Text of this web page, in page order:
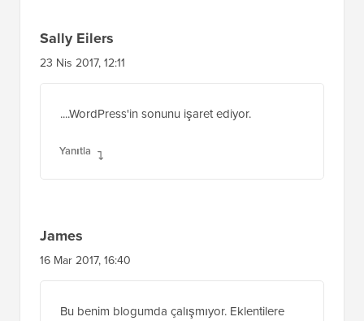
Sally Eilers
23 Nis 2017, 12:11
....WordPress'in sonunu işaret ediyor.
Yanıtla
James
16 Mar 2017, 16:40
Bu benim blogumda çalışmıyor. Eklentilere